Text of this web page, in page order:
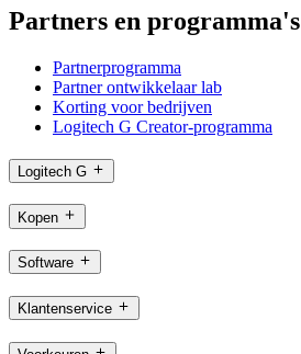
Partners en programma's
Partnerprogramma
Partner ontwikkelaar lab
Korting voor bedrijven
Logitech G Creator-programma
Logitech G
Kopen
Software
Klantenservice